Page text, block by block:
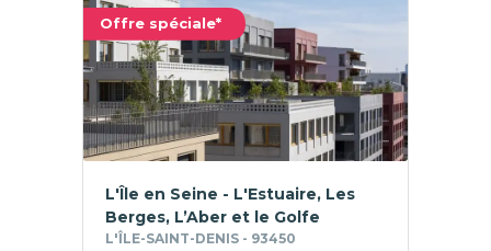
Offre spéciale*
L'Île en Seine - L'Estuaire, Les
Berges, L’Aber et le Golfe
L'ÎLE-SAINT-DENIS - 93450